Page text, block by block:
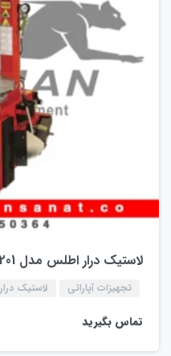
لاستیک درار اطلس مدل X201
تجهیزات آپاراتی لاستیک درار
تماس بگیرید